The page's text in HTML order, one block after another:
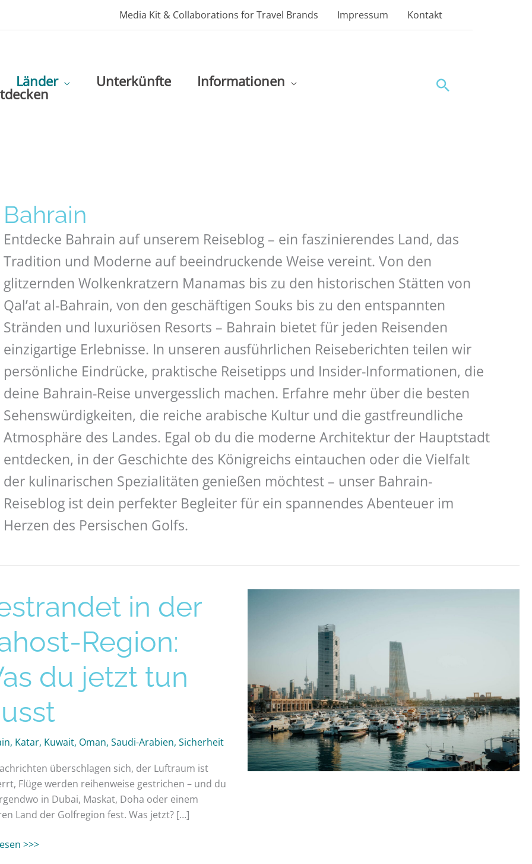
Media Kit & Collaborations for Travel Brands Impressum Kontakt
Länder Unterkünfte Informationen Suchen
Bahrain
Entdecke Bahrain auf unserem Reiseblog – ein faszinierendes Land, das
Tradition und Moderne auf beeindruckende Weise vereint. Von den
glitzernden Wolkenkratzern Manamas bis zu den historischen Stätten von
Qal’at al-Bahrain, von den geschäftigen Souks bis zu den entspannten
Stränden und luxuriösen Resorts – Bahrain bietet für jeden Reisenden
einzigartige Erlebnisse. In unseren ausführlichen Reiseberichten teilen wir
persönliche Eindrücke, praktische Reisetipps und Insider-Informationen, die
deine Bahrain-Reise unvergesslich machen. Erfahre mehr über die besten
Sehenswürdigkeiten, die reiche arabische Kultur und die gastfreundliche
Atmosphäre des Landes. Egal ob du die moderne Architektur der Hauptstadt
entdecken, in der Geschichte des Königreichs eintauchen oder die Vielfalt
der kulinarischen Spezialitäten genießen möchtest – unser Bahrain-
Reiseblog ist dein perfekter Begleiter für ein spannendes Abenteuer im
Herzen des Persischen Golfs.
in der
Region:
du jetzt tun
, Katar, Kuwait, Oman, Saudi-Arabien, Sicherheit
überschlagen sich, der Luftraum ist
Flüge werden reihenweise gestrichen – und du
in Dubai, Maskat, Doha oder einem
Land der Golfregion fest. Was jetzt? […]
>>>